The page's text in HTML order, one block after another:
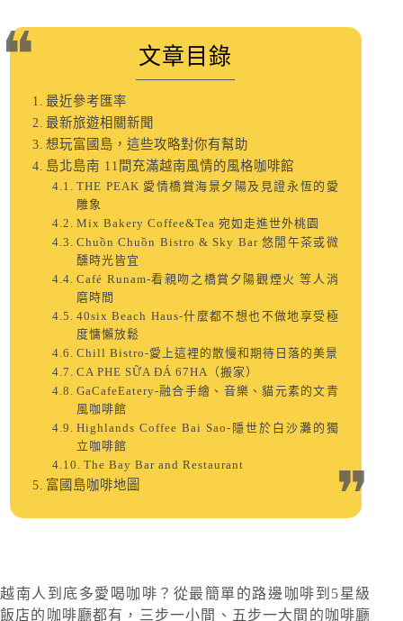
文章目錄
最近參考匯率
最新旅遊相關新聞
想玩富國島，這些攻略對你有幫助
島北島南 11間充滿越南風情的風格咖啡館
THE PEAK 愛情橋賞海景夕陽及見證永恆的愛
雕象
Mix Bakery Coffee&Tea 宛如走進世外桃園
Chuồn Chuồn Bistro & Sky Bar 悠閒午茶或微
醺時光皆宜
Café Runam-看親吻之橋賞夕陽觀煙火 等人消
磨時間
40six Beach Haus-什麼都不想也不做地享受極
度慵懶放鬆
Chill Bistro-愛上這裡的散慢和期待日落的美景
CA PHE SỮA ĐÁ 67HA（搬家）
GaCafeEatery-融合手繪、音樂、貓元素的文青
風咖啡館
Highlands Coffee Bai Sao-隱世於白沙灘的獨
立咖啡館
The Bay Bar and Restaurant
富國島咖啡地圖
越南人到底多愛喝咖啡？從最簡單的路邊咖啡到5星級
飯店的咖啡廳都有，三步一小間、五步一大間的咖啡廳